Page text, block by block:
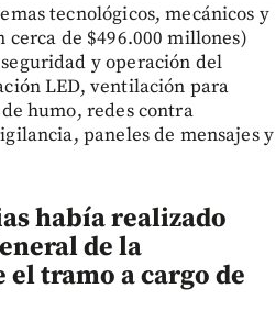
tecnológicos, mecánicos y
cerca de $496.000 millones)
y operación del
LED, ventilación para
humo, redes contra
paneles de mensajes y
había realizado
de la
tramo a cargo de